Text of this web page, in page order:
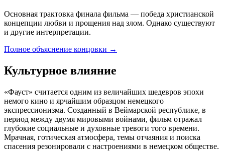
Основная трактовка финала фильма — победа христианской
концепции любви и прощения над злом. Однако существуют
и другие интерпретации.
Полное объяснение концовки →
Культурное влияние
«Фауст» считается одним из величайших шедевров эпохи
немого кино и ярчайшим образцом немецкого
экспрессионизма. Созданный в Веймарской республике, в
период между двумя мировыми войнами, фильм отражал
глубокие социальные и духовные тревоги того времени.
Мрачная, готическая атмосфера, темы отчаяния и поиска
спасения резонировали с настроениями в немецком обществе.